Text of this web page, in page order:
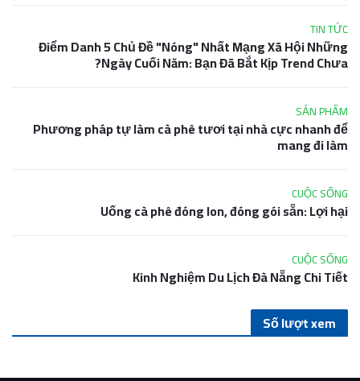
TIN TỨC
Điểm Danh 5 Chủ Đề "Nóng" Nhất Mạng Xã Hội Những
Ngày Cuối Năm: Bạn Đã Bắt Kịp Trend Chưa?
SẢN PHẨM
Phương pháp tự làm cà phê tươi tại nhà cực nhanh để
mang đi làm
CUỘC SỐNG
Uống cà phê đóng lon, đóng gói sẵn: Lợi hại
CUỘC SỐNG
Kinh Nghiệm Du Lịch Đà Nẵng Chi Tiết
Số lượt xem